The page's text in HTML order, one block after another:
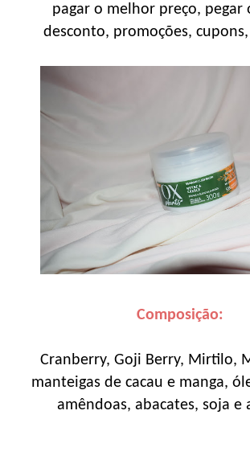
pagar o melhor preço, pegar
desconto, promoções, cupons,
Composição:
Cranberry, Goji Berry, Mirtilo,
manteigas de cacau e manga,
amêndoas, abacates, soja e